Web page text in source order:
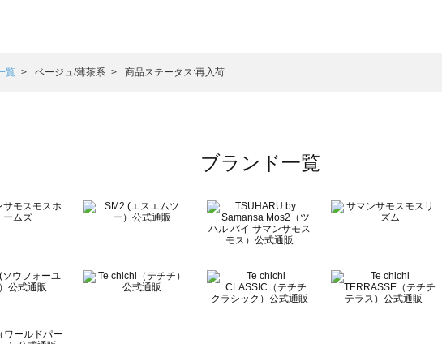
サマンサモスモス）の一覧
ラーゴム）の一覧
覧
覧 ベージュ/薄茶系 商品ステータス:再入荷
ブランド一覧